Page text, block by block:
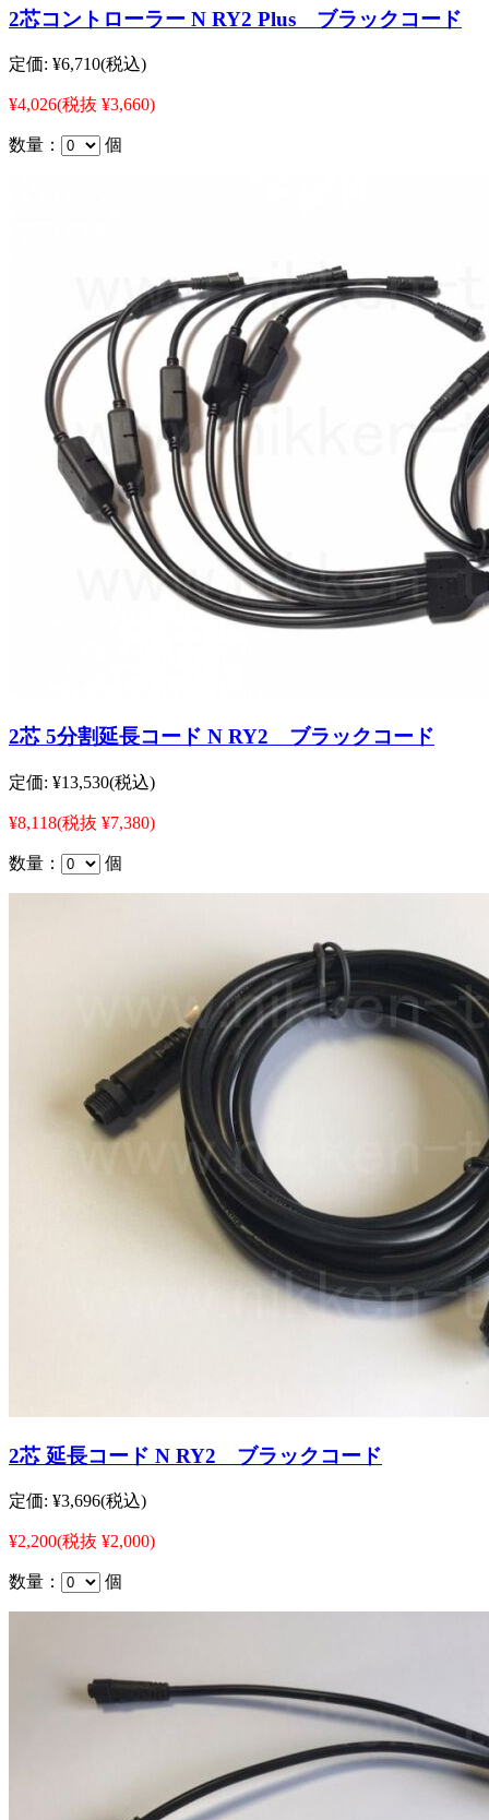
2芯コントローラー N RY2 Plus ブラックコード
定価: ¥6,710(税込)
¥4,026(税抜 ¥3,660)
数量： 個
2芯 5分割延長コード N RY2 ブラックコード
定価: ¥13,530(税込)
¥8,118(税抜 ¥7,380)
数量： 個
2芯 延長コード N RY2 ブラックコード
定価: ¥3,696(税込)
¥2,200(税抜 ¥2,000)
数量： 個